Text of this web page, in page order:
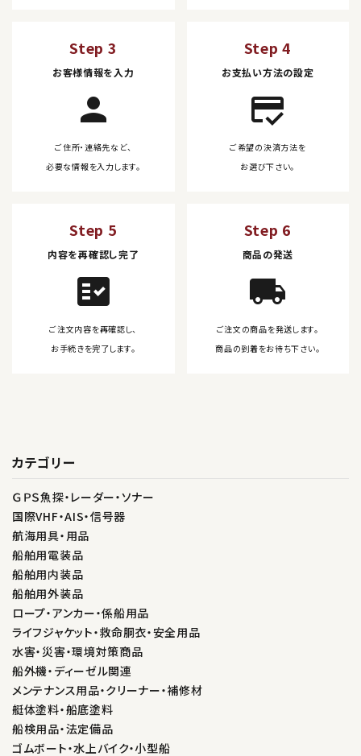
Step 3
お客様情報を入力
person
ご住所・連絡先など、
必要な情報を入力します。
Step 4
お支払い方法の設定
credit_score
ご希望の決済方法を
お選び下さい。
Step 5
内容を再確認し完了
fact_check
ご注文内容を再確認し、
お手続きを完了します。
Step 6
商品の発送
local_shipping
ご注文の商品を発送します。
商品の到着をお待ち下さい。
カテゴリー
ＧＰＳ魚探・レーダー・ソナー
国際VHF・AIS・信号器
航海用具・用品
船舶用電装品
船舶用内装品
船舶用外装品
ロープ・アンカー・係船用品
ライフジャケット・救命胴衣・安全用品
水害・災害・環境対策商品
船外機・ディーゼル関連
メンテナンス用品・クリーナー・補修材
艇体塗料・船底塗料
船検用品・法定備品
ゴムボート・水上バイク・小型船